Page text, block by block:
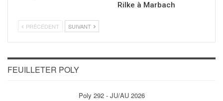
Rilke à Marbach
PRÉCÉDENT SUIVANT
FEUILLETER POLY
Poly 292 - JU/AU 2026